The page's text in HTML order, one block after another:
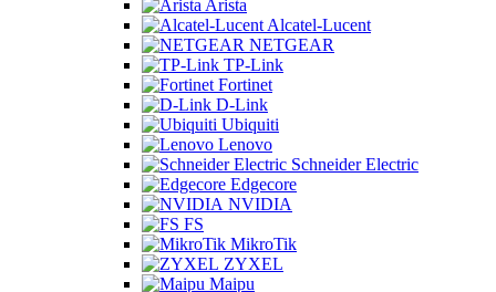
Arista
Alcatel-Lucent
NETGEAR
TP-Link
Fortinet
D-Link
Ubiquiti
Lenovo
Schneider Electric
Edgecore
NVIDIA
FS
MikroTik
ZYXEL
Maipu